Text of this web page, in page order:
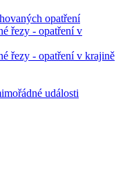
opatření
řezy - opatření v
řezy - opatření v krajině
události